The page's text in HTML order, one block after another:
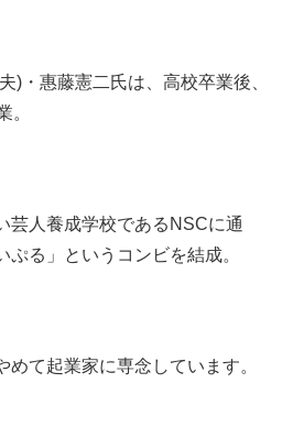
)・惠藤憲二氏は、高校卒業後、
。
芸人養成学校であるNSCに通
る」というコンビを結成。
めて起業家に専念しています。